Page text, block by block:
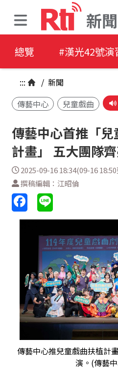
新聞
總覽 #漢光42號演
::: / 新聞
傳藝中心
兒童戲曲
傳藝中心首推「
計畫」 五大團隊
2025-09-16 18:34(09-16
撰稿編輯：江昭倫
傳藝中心推兒童戲曲扶植計
演。(傳藝